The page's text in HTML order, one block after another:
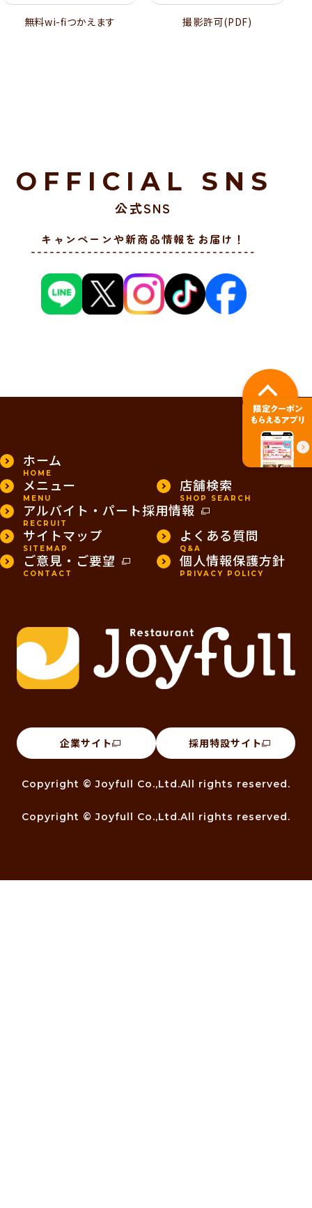
無料wi-ﬁつかえます 撮影許可(PDF)
OFFICIAL SNS
公式SNS
キャンペーンや新商品情報をお届け！
PAGE TOP
ホーム
HOME
メニュー
MENU
店舗検索
SHOP SEARCH
アルバイト・パート採用情報
RECRUIT
サイトマップ
SITEMAP
よくある質問
Q&A
ご意見・ご要望
CONTACT
個人情報保護方針
PRIVACY POLICY
企業サイト 採用特設サイト
Copyright © Joyfull Co.,Ltd.All rights reserved.
Copyright © Joyfull Co.,Ltd.All rights reserved.